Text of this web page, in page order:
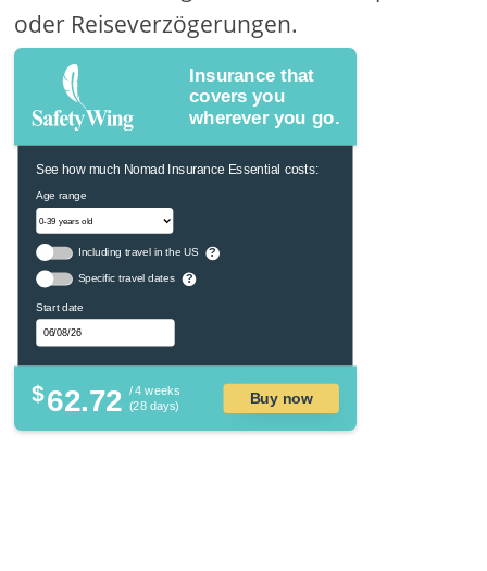
oder Reiseverzögerungen.
Insurance that
covers you
wherever you go.
See how much Nomad Insurance Essential costs:
Age range
Including travel in the US ?
Specific travel dates ?
Start date
$62.72 / 4 weeks
(28 days)
Buy now